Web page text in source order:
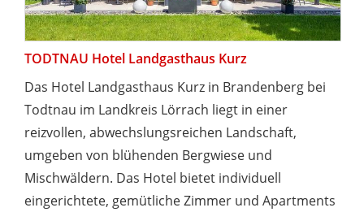
TODTNAU Hotel Landgasthaus Kurz
Das Hotel Landgasthaus Kurz in Brandenberg bei
Todtnau im Landkreis Lörrach liegt in einer
reizvollen, abwechslungsreichen Landschaft,
umgeben von blühenden Bergwiese und
Mischwäldern. Das Hotel bietet individuell
eingerichtete, gemütliche Zimmer und Apartments